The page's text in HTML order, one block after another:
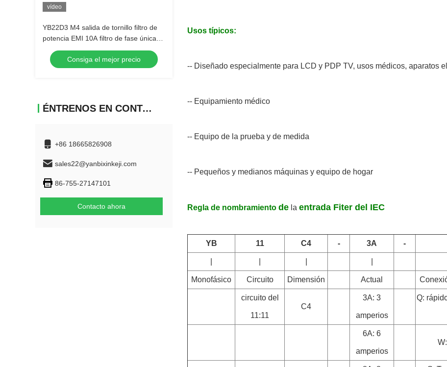
vídeo
YB22D3 M4 salida de tornillo filtro de
potencia EMI 10A filtro de fase única
de dos etapas
Consiga el mejor precio
ÉNTRENOS EN CONTACTO CON
+86 18665826908
sales22@yanbixinkeji.com
86-755-27147101
Contacto ahora
Usos típicos:
-- Diseñado especialmente para LCD y PDP TV, usos médicos, aparatos
-- Equipamiento médico
-- Equipo de la prueba y de medida
-- Pequeños y medianos máquinas y equipo de hogar
Regla de nombramiento de la entrada Fiter del IEC
YB 11 C4 - 3A -
Monofásico Circuito Dimensión Actual
circuito del
11:11
C4
3A: 3
amperios
Q:
6A: 6
amperios